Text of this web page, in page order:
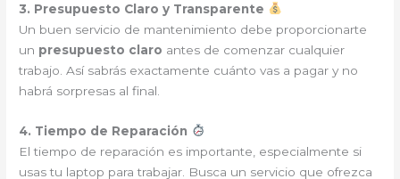
3. Presupuesto Claro y Transparente
Un buen servicio de mantenimiento debe proporcionarte
un presupuesto claro antes de comenzar cualquier
trabajo. Así sabrás exactamente cuánto vas a pagar y no
habrá sorpresas al final.
4. Tiempo de Reparación
El tiempo de reparación es importante, especialmente si
usas tu laptop para trabajar. Busca un servicio que ofrezca